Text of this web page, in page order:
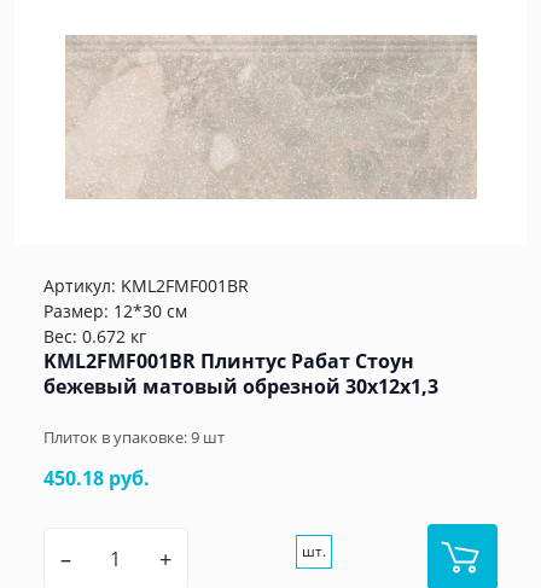
Артикул: KML2FMF001BR
Размер: 12*30 см
Вес: 0.672 кг
KML2FMF001BR Плинтус Рабат Стоун
бежевый матовый обрезной 30x12x1,3
Плиток в упаковке:9 шт
450.18 руб.
– + шт.